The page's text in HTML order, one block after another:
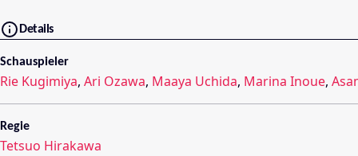
Details
Schauspieler
Rie Kugimiya, Ari Ozawa, Maaya Uchida, Marina Inoue,
Regie
Tetsuo Hirakawa